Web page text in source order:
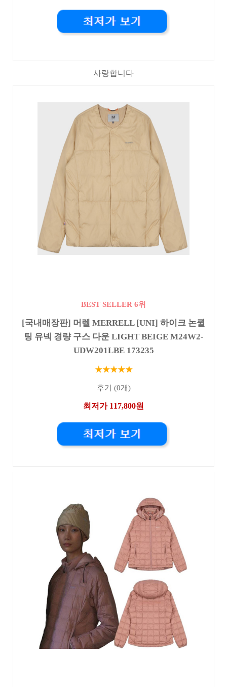
사랑합니다
BEST SELLER 6위
[국내매장판] 머렐 MERRELL [UNI] 하이크 논퀼
팅 유넥 경량 구스 다운 LIGHT BEIGE M24W2-
UDW201LBE 173235
★★★★★
후기 (0개)
최저가 117,800원